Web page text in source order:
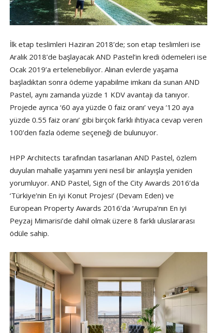
İlk etap teslimleri Haziran 2018’de; son etap teslimleri ise
Aralık 2018’de başlayacak AND Pastel’in kredi ödemeleri ise
Ocak 2019’a ertelenebiliyor. Alınan evlerde yaşama
başladıktan sonra ödeme yapabilme imkanı da sunan AND
Pastel, aynı zamanda yüzde 1 KDV avantajı da tanıyor.
Projede ayrıca ‘60 aya yüzde 0 faiz oranı’ veya ‘120 aya
yüzde 0.55 faiz oranı’ gibi birçok farklı ihtiyaca cevap veren
100’den fazla ödeme seçeneği de bulunuyor.
HPP Architects tarafından tasarlanan AND Pastel, özlem
duyulan mahalle yaşamını yeni nesil bir anlayışla yeniden
yorumluyor. AND Pastel, Sign of the City Awards 2016’da
‘Türkiye’nin En iyi Konut Projesi’ (Devam Eden) ve
European Property Awards 2016’da ‘Avrupa’nın En iyi
Peyzaj Mimarisi’de dahil olmak üzere 8 farklı uluslararası
ödüle sahip.